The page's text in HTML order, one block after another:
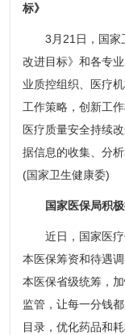
标》
3月21日，国家卫
改进目标》和各专
业质控组织、医疗
工作策略，创新工
医疗质量安全持续
据信息的收集、分
(国家卫生健康委)
国家医保局积极
近日，国家医疗
本医保筹资和待遇
本医保省级统筹，
监管，让每一分钱
目录，优化药品和